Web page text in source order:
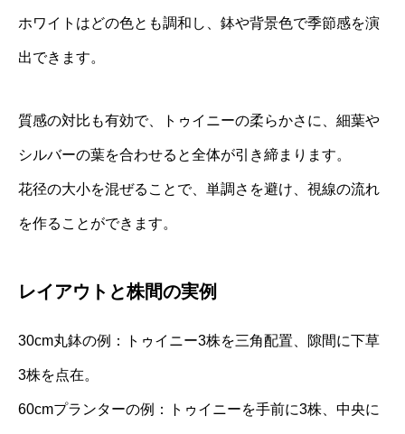
ホワイトはどの色とも調和し、鉢や背景色で季節感を演
出できます。
質感の対比も有効で、トゥイニーの柔らかさに、細葉や
シルバーの葉を合わせると全体が引き締まります。
花径の大小を混ぜることで、単調さを避け、視線の流れ
を作ることができます。
レイアウトと株間の実例
30cm丸鉢の例：トゥイニー3株を三角配置、隙間に下草
3株を点在。
60cmプランターの例：トゥイニーを手前に3株、中央に